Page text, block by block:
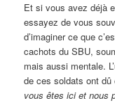
Et si vous avez déjà
essayez de vous
d’imaginer ce que
cachots du SBU,
mais aussi mentale.
de ces soldats ont
vous êtes ici et nous